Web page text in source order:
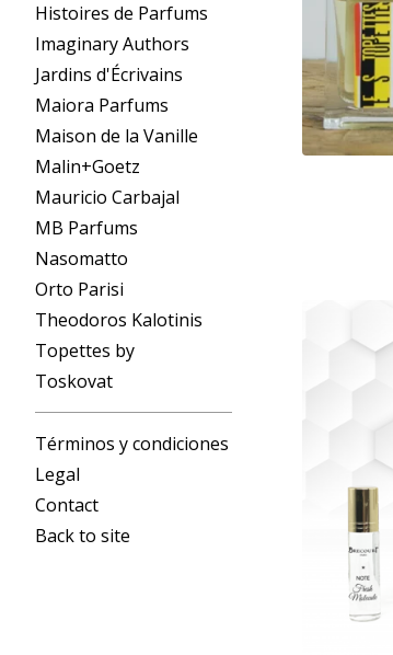
Histoires de Parfums
Imaginary Authors
Jardins d'Écrivains
Maiora Parfums
Maison de la Vanille
Malin+Goetz
Mauricio Carbajal
MB Parfums
Nasomatto
Orto Parisi
Theodoros Kalotinis
Topettes by
Toskovat
Términos y condiciones
Legal
Contact
Back to site